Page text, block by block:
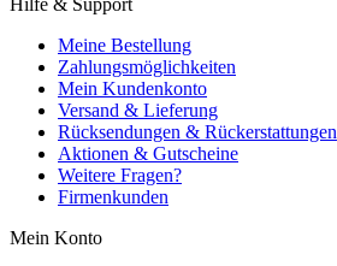
Meine Bestellung
Zahlungsmöglichkeiten
Mein Kundenkonto
Versand & Lieferung
Rücksendungen & Rückerstattungen
Aktionen & Gutscheine
Weitere Fragen?
Firmenkunden
Mein Konto